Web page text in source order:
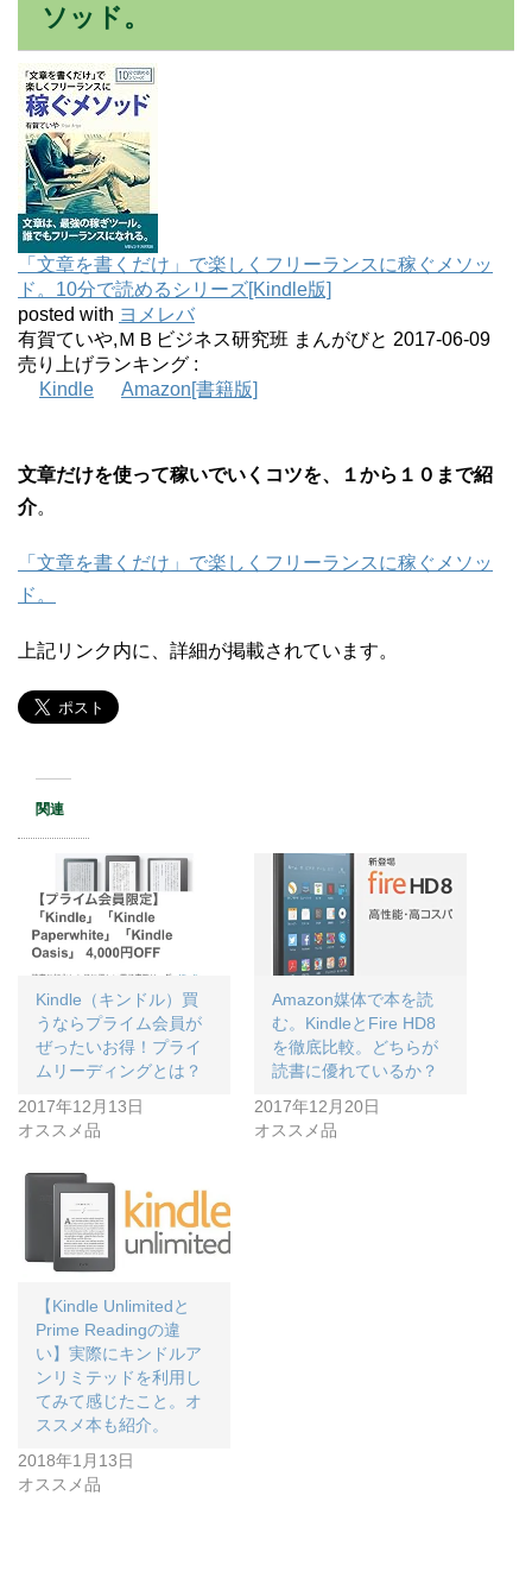
ソッド。
「文章を書くだけ」で楽しくフリーランスに稼ぐメソッ
ド。10分で読めるシリーズ[Kindle版]
posted with ヨメレバ
有賀ていや,ＭＢビジネス研究班 まんがびと 2017-06-09
売り上げランキング :
Kindle
Amazon[書籍版]
文章だけを使って稼いでいくコツを、１から１０まで紹
介。
「文章を書くだけ」で楽しくフリーランスに稼ぐメソッ
ド。
上記リンク内に、詳細が掲載されています。
関連
Kindle（キンドル）買
うならプライム会員が
ぜったいお得！プライ
ムリーディングとは？
2017年12月13日
オススメ品
Amazon媒体で本を読
む。KindleとFire HD8
を徹底比較。どちらが
読書に優れているか？
2017年12月20日
オススメ品
【Kindle Unlimitedと
Prime Readingの違
い】実際にキンドルア
ンリミテッドを利用し
てみて感じたこと。オ
ススメ本も紹介。
2018年1月13日
オススメ品